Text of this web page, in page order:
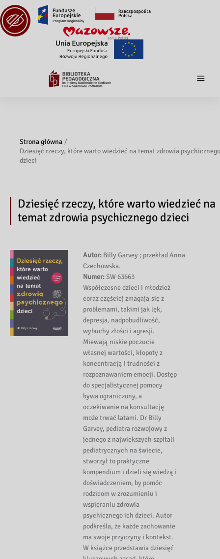
Strona główna
Dziesięć rzeczy, które warto wiedzieć na temat zdrowia psychicznego
dzieci
Dziesięć rzeczy, które warto wiedzieć na
temat zdrowia psychicznego dzieci
Autor: Billy Garvey ; przekład Anna
Czechowska.
Numer:SW 63663
Współczesne dzieci i młodzież
coraz częściej zmagają się z
problemami, takimi jak lęk,
depresja, nadpobudliwość,
wybuchy złości i agresji.
Miewają niskie poczucie
własnej wartości, kłopoty z
koncentracją i trudności z
rozpoznawaniem emocji. Dostęp
do specjalistycznej pomocy
bywa ograniczony, a
oczekiwanie na konsultację
może trwać latami. Dr Billy
Garvey, pediatra rozwojowy z
jednego z największych szpitali
pediatrycznych na świecie,
stworzył to praktyczne
kompendium i dzieli się wiedzą i
doświadczeniem, by pomóc
rodzicom w zrozumieniu i
wspieraniu zdrowia
psychicznego ich dzieci. Autor
podkreśla, że każde zachowanie
ma swoje przyczyny i kontekst.
W książce przedstawia dziesięć